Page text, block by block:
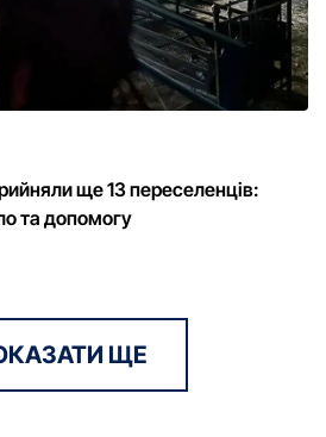
ще 13 переселенців:
та допомогу
ЩЕ